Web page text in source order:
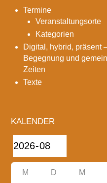
Termine
Veranstaltungsorte
Kategorien
Digital, hybrid, präsent
Begegnung und
Zeiten
Texte
KALENDER
M D M